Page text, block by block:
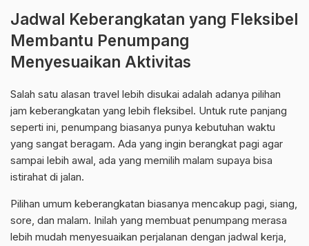
Jadwal Keberangkatan yang Fleksibel
Membantu Penumpang
Menyesuaikan Aktivitas
Salah satu alasan travel lebih disukai adalah adanya pilihan
jam keberangkatan yang lebih fleksibel. Untuk rute panjang
seperti ini, penumpang biasanya punya kebutuhan waktu
yang sangat beragam. Ada yang ingin berangkat pagi agar
sampai lebih awal, ada yang memilih malam supaya bisa
istirahat di jalan.
Pilihan umum keberangkatan biasanya mencakup pagi, siang,
sore, dan malam. Inilah yang membuat penumpang merasa
lebih mudah menyesuaikan perjalanan dengan jadwal kerja,